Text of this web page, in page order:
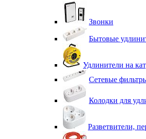
Звонки
Бытовые
Удлинители на
Сетевые
Колодки для
Разветвители,